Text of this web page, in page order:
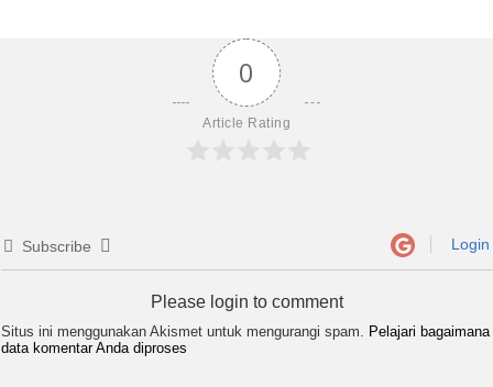
0
Article Rating
Subscribe Login
Please login to comment
Situs ini menggunakan Akismet untuk mengurangi spam. Pelajari bagaimana
data komentar Anda diproses